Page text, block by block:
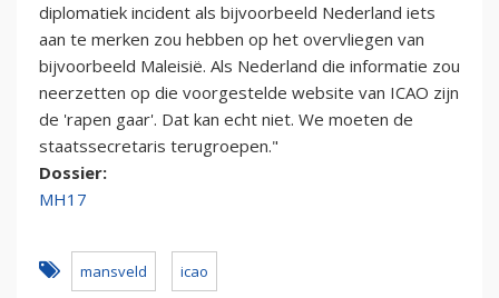
diplomatiek incident als bijvoorbeeld Nederland iets
aan te merken zou hebben op het overvliegen van
bijvoorbeeld Maleisië. Als Nederland die informatie zou
neerzetten op die voorgestelde website van ICAO zijn
de 'rapen gaar'. Dat kan echt niet. We moeten de
staatssecretaris terugroepen."
Dossier:
MH17
mansveld icao